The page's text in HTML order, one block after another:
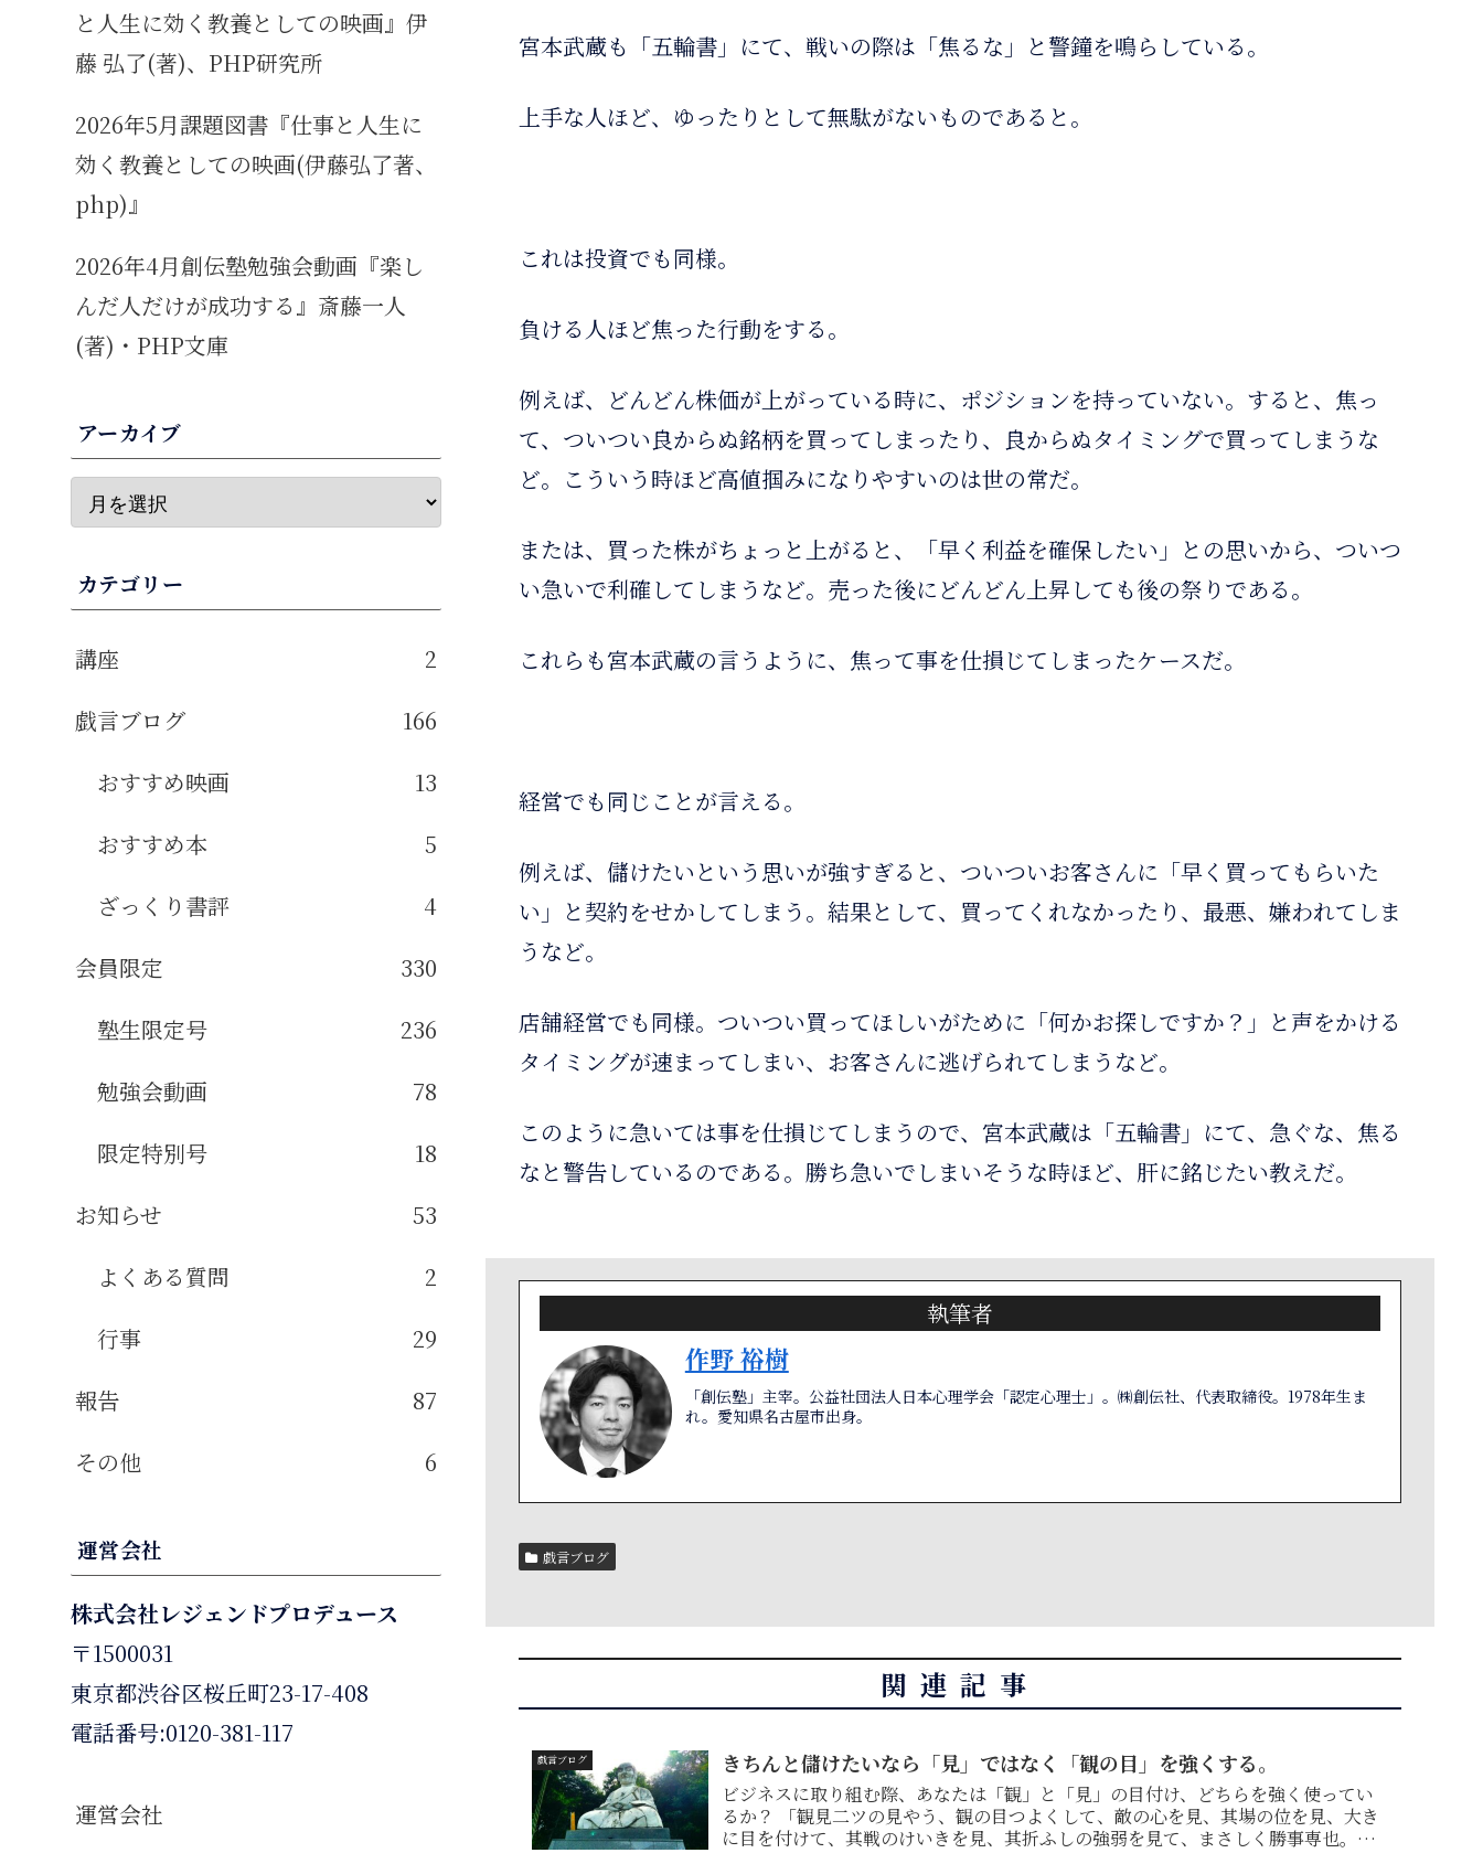
宮本武蔵も「五輪書」にて、戦いの際は「焦るな」と警鐘を鳴らしている。
上手な人ほど、ゆったりとして無駄がないものであると。
これは投資でも同様。
負ける人ほど焦った行動をする。
例えば、どんどん株価が上がっている時に、ポジションを持っていない。すると、焦っ
て、ついつい良からぬ銘柄を買ってしまったり、良からぬタイミングで買ってしまうな
ど。こういう時ほど高値掴みになりやすいのは世の常だ。
または、買った株がちょっと上がると、「早く利益を確保したい」との思いから、ついつ
い急いで利確してしまうなど。売った後にどんどん上昇しても後の祭りである。
これらも宮本武蔵の言うように、焦って事を仕損じてしまったケースだ。
経営でも同じことが言える。
例えば、儲けたいという思いが強すぎると、ついついお客さんに「早く買ってもらいた
い」と契約をせかしてしまう。結果として、買ってくれなかったり、最悪、嫌われてしま
うなど。
店舗経営でも同様。ついつい買ってほしいがために「何かお探しですか？」と声をかける
タイミングが速まってしまい、お客さんに逃げられてしまうなど。
このように急いては事を仕損じてしまうので、宮本武蔵は「五輪書」にて、急ぐな、焦る
なと警告しているのである。勝ち急いでしまいそうな時ほど、肝に銘じたい教えだ。
執筆者
作野 裕樹
「創伝塾」主宰。公益社団法人日本心理学会「認定心理士」。㈱創伝社、代表取締役。1978年生ま
れ。愛知県名古屋市出身。
戯言ブログ
関連記事
戯言ブログ きちんと儲けたいなら「見」ではなく「観の目」を強くする。
ビジネスに取り組む際、あなたは「観」と「見」の目付け、どちらを強く使ってい
るか？ 「観見二ツの見やう、観の目つよくして、敵の心を見、其場の位を見、大き
に目を付けて、其戦のけいきを見、其折ふしの強弱を見て、まさしく勝事専也。」
と人生に効く教養としての映画』伊
藤 弘了(著)、PHP研究所
2026年5月課題図書『仕事と人生に
効く教養としての映画(伊藤弘了著、
php)』
2026年4月創伝塾勉強会動画『楽し
んだ人だけが成功する』斎藤一人
(著)・PHP文庫
アーカイブ
カテゴリー
講座
2
戯言ブログ
166
おすすめ映画
13
おすすめ本
5
ざっくり書評
4
会員限定
330
塾生限定号
236
勉強会動画
78
限定特別号
18
お知らせ
53
よくある質問
2
行事
29
報告
87
その他
6
運営会社
株式会社レジェンドプロデュース
〒1500031
東京都渋谷区桜丘町23-17-408
電話番号:0120-381-117
運営会社